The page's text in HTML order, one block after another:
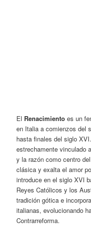
El Renacimiento es un
en Italia a comienzos del
hasta finales del siglo
estrechamente vinculado
y la razón como centro
clásica y exalta el amor
introduce en el siglo XVI
Reyes Católicosy los
tradición gótica e
italianas, evolucionando
Contrarreforma.